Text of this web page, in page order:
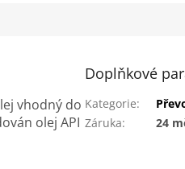
vhodný do
olej API
Doplňkové
Kategorie:
Záruka: 24